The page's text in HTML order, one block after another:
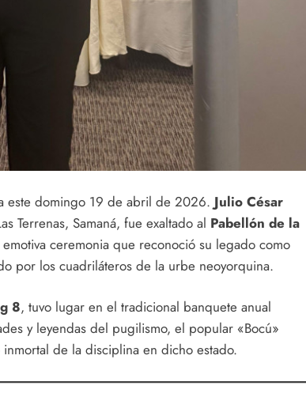
este domingo 19 de abril de 2026. Julio César
Terrenas, Samaná, fue exaltado al Pabellón de la
ceremonia que reconoció su legado como
por los cuadriláteros de la urbe neoyorquina.
8, tuvo lugar en el tradicional banquete anual
y leyendas del pugilismo, el popular «Bocú»
de la disciplina en dicho estado.